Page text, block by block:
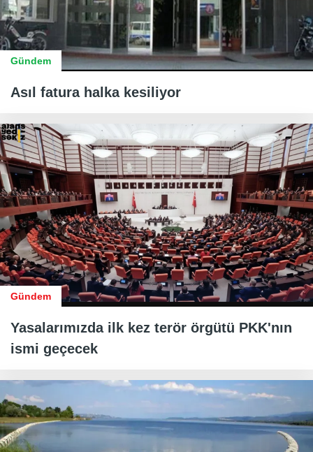
Gündem
Asıl fatura halka kesiliyor
Gündem
Yasalarımızda ilk kez terör örgütü PKK'nın
ismi geçecek